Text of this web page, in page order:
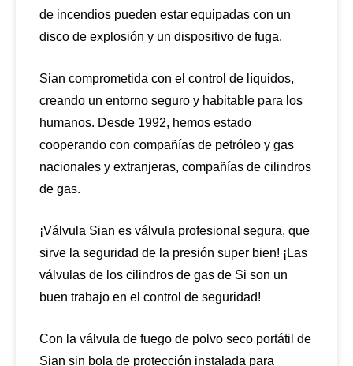
de incendios pueden estar equipadas con un
disco de explosión y un dispositivo de fuga.
Sian comprometida con el control de líquidos,
creando un entorno seguro y habitable para los
humanos. Desde 1992, hemos estado
cooperando con compañías de petróleo y gas
nacionales y extranjeras, compañías de cilindros
de gas.
¡Válvula Sian es válvula profesional segura, que
sirve la seguridad de la presión super bien! ¡Las
válvulas de los cilindros de gas de Si son un
buen trabajo en el control de seguridad!
Con la válvula de fuego de polvo seco portátil de
Sian sin bola de protección instalada para